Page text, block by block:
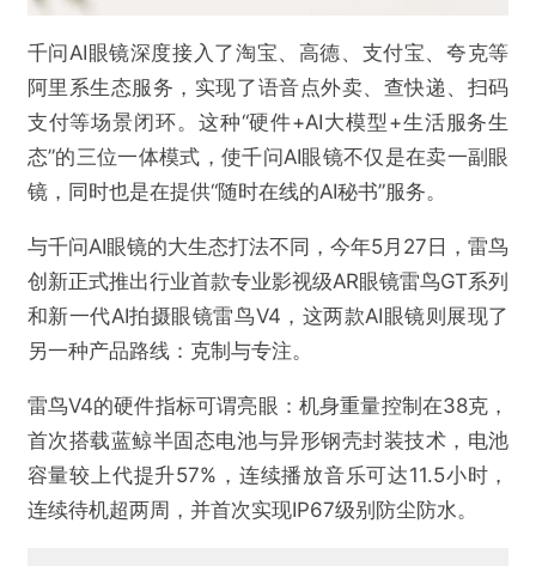
千问AI眼镜深度接入了淘宝、高德、支付宝、夸克等
阿里系生态服务，实现了语音点外卖、查快递、扫码
支付等场景闭环。这种“硬件+AI大模型+生活服务生
态”的三位一体模式，使千问AI眼镜不仅是在卖一副眼
镜，同时也是在提供“随时在线的AI秘书”服务。
与千问AI眼镜的大生态打法不同，今年5月27日，雷鸟
创新正式推出行业首款专业影视级AR眼镜雷鸟GT系列
和新一代AI拍摄眼镜雷鸟V4，这两款AI眼镜则展现了
另一种产品路线：克制与专注。
雷鸟V4的硬件指标可谓亮眼：机身重量控制在38克，
首次搭载蓝鲸半固态电池与异形钢壳封装技术，电池
容量较上代提升57%，连续播放音乐可达11.5小时，
连续待机超两周，并首次实现IP67级别防尘防水。